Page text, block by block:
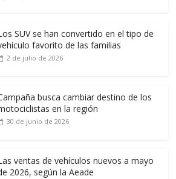
SUV se han convertido en el tipo de
favorito de las familias
2 de julio de 2026
busca cambiar destino de los
en la región
30 de junio de 2026
ventas de vehículos nuevos a mayo
2026, según la Aeade